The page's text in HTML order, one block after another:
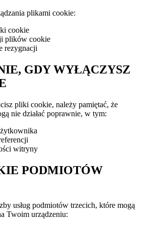
plikami cookie:
cookie
plików cookie
rezygnacji
GDY WYŁĄCZYSZ
pliki cookie, należy pamiętać, że
nie działać poprawnie, w tym:
witryny
PODMIOTÓW
usług podmiotów trzecich, które mogą
Twoim urządzeniu: